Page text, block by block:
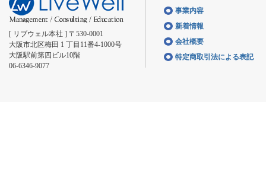
[ リブウェル本社 ] 〒530-0001
大阪市北区梅田 1 丁目11番4-1000号
大阪駅前第四ビル10階
06-6346-9077
事業内容
新着情報
会社概要
特定商取引法による表記